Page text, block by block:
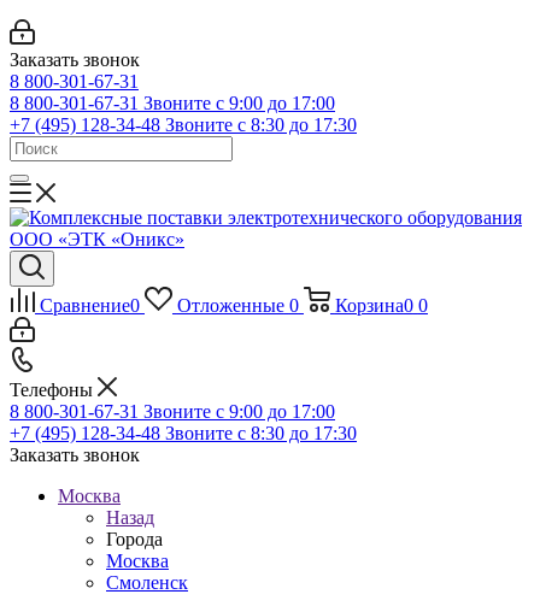
Заказать звонок
8 800-301-67-31
8 800-301-67-31 Звоните с 9:00 до 17:00
+7 (495) 128-34-48 Звоните с 8:30 до 17:30
Сравнение0 Отложенные 0 Корзина0 0
Телефоны
8 800-301-67-31 Звоните с 9:00 до 17:00
+7 (495) 128-34-48 Звоните с 8:30 до 17:30
Заказать звонок
Москва
Назад
Города
Москва
Смоленск